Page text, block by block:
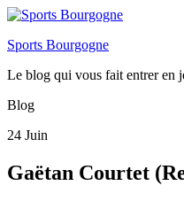
Sports Bourgogne
Le blog qui vous fait entrer en
Blog
24 Juin
Gaëtan Courtet